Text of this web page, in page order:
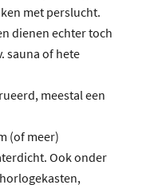
met perslucht.
dienen echter toch
sauna of hete
meestal een
(of meer)
Ook onder